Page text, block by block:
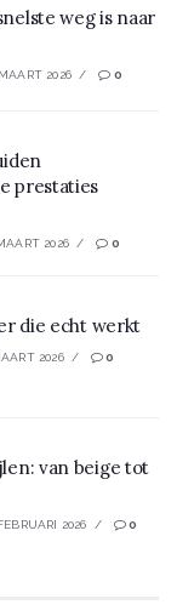
weg is naar
2026 0
prestaties
2026 0
die echt werkt
2026 0
van beige tot
2026 0